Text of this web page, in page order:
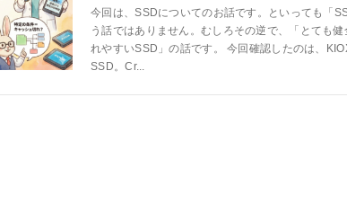
今回は、SSDについてのお話です。といっても「
う話ではありません。むしろその逆で、「とても健
れやすいSSD」の話です。 今回確認したのは、
SSD。Cr...